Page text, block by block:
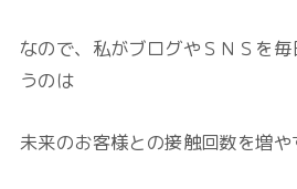
なので、私がブログやＳＮＳを
うのは
未来のお客様との接触回数を増や